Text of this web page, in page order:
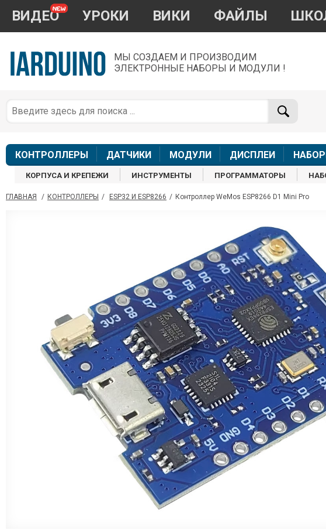
ВИДЕО УРОКИ ВИКИ ФАЙЛЫ
МЫ СОЗДАЕМ И ПРОИЗВОДИМ
ЭЛЕКТРОННЫЕ НАБОРЫ И МОДУЛИ !
КОНТРОЛЛЕРЫ ДАТЧИКИ МОДУЛИ ДИСПЛЕИ
КОРПУСА И КРЕПЕЖИ ИНСТРУМЕНТЫ ПРОГРАММАТОРЫ
ГЛАВНАЯ / КОНТРОЛЛЕРЫ / ESP32 И ESP8266 / Контроллер WeMos ESP8266 D1 Mini Pro
По вопросам
+7 968 454
звонки и аудио